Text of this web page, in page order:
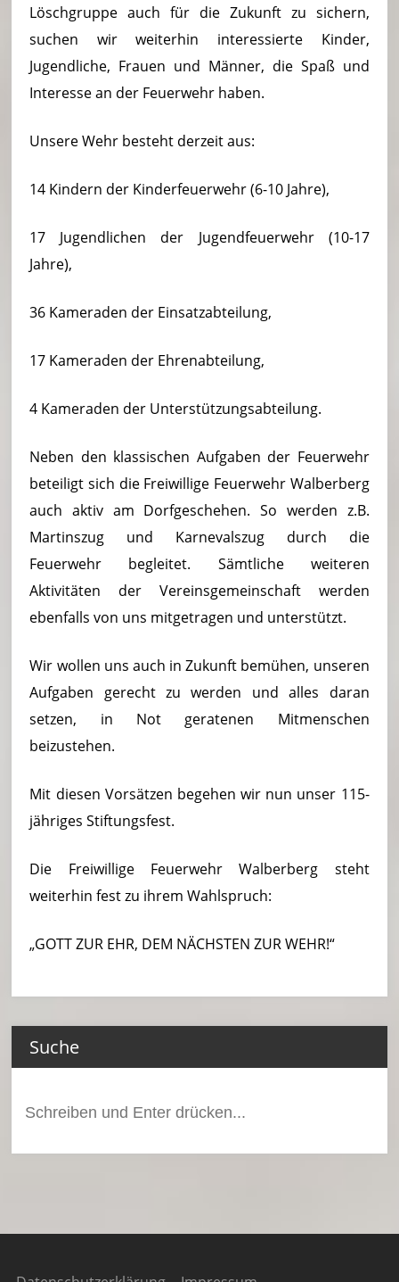
Löschgruppe auch für die Zukunft zu sichern,
suchen wir weiterhin interessierte Kinder,
Jugendliche, Frauen und Männer, die Spaß und
Interesse an der Feuerwehr haben.
Unsere Wehr besteht derzeit aus:
14 Kindern der Kinderfeuerwehr (6-10 Jahre),
17 Jugendlichen der Jugendfeuerwehr (10-17
Jahre),
36 Kameraden der Einsatzabteilung,
17 Kameraden der Ehrenabteilung,
4 Kameraden der Unterstützungsabteilung.
Neben den klassischen Aufgaben der Feuerwehr
beteiligt sich die Freiwillige Feuerwehr Walberberg
auch aktiv am Dorfgeschehen. So werden z.B.
Martinszug und Karnevalszug durch die
Feuerwehr begleitet. Sämtliche weiteren
Aktivitäten der Vereinsgemeinschaft werden
ebenfalls von uns mitgetragen und unterstützt.
Wir wollen uns auch in Zukunft bemühen, unseren
Aufgaben gerecht zu werden und alles daran
setzen, in Not geratenen Mitmenschen
beizustehen.
Mit diesen Vorsätzen begehen wir nun unser 115-
jähriges Stiftungsfest.
Die Freiwillige Feuerwehr Walberberg steht
weiterhin fest zu ihrem Wahlspruch:
„GOTT ZUR EHR, DEM NÄCHSTEN ZUR WEHR!“
Suche
nach: